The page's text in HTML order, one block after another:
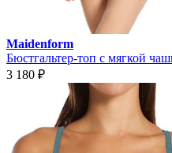
Maidenform
Бюстгальтер-топ с мягкой
3 180 ₽